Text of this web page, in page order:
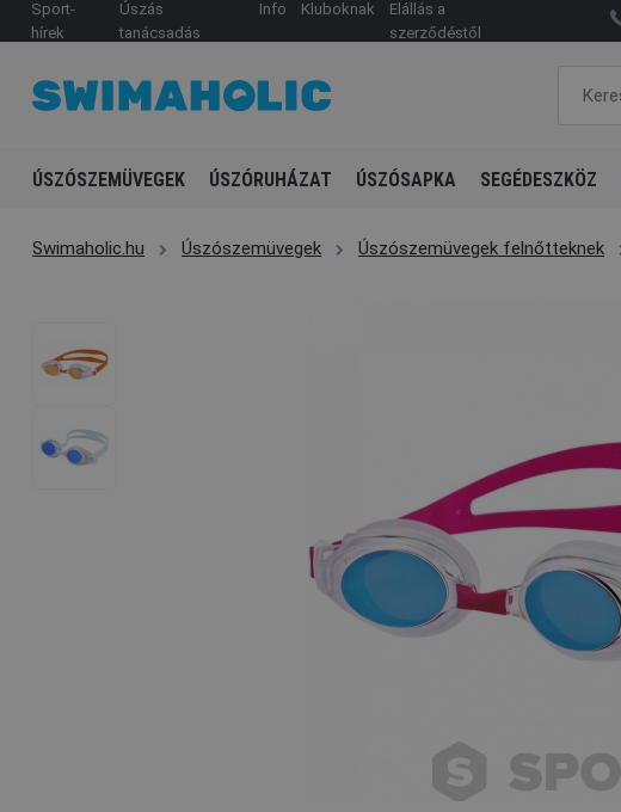
Sport-
hírek
Úszás
tanácsadás
Info Kluboknak
Elállás a
szerződéstől
ÚSZÓSZEMÜVEGEK ÚSZÓRUHÁZAT ÚSZÓSAPKA SEGÉDESZKÖZ
Swimaholic.hu Úszószemüvegek Úszószemüvegek felnőtteknek